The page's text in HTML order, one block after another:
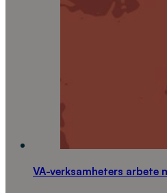
VA-verksamheters arbete